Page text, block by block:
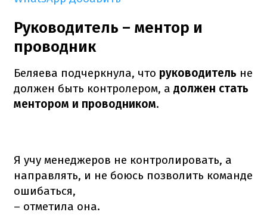
Руководитель – ментор и
проводник
Беляева подчеркнула, что руководитель не
должен быть контролером, а должен стать
ментором и проводником.
Я учу менеджеров не контролировать, а
направлять, и не боюсь позволить команде
ошибаться,
– отметила она.